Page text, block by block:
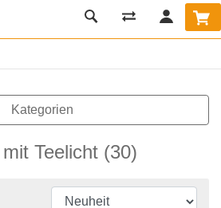
Kategorien
Teelicht (30)